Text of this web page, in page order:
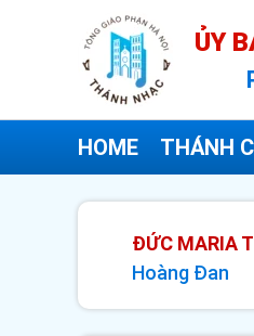
dung
ỦY
HOME THÁNH
ĐỨC MARIA
Hoàng Đan